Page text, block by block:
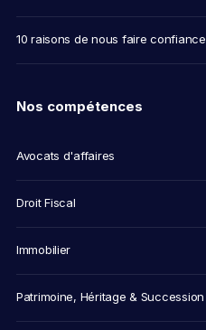
10 raisons de nous faire confiance
Nos compétences
Avocats d'affaires
Droit Fiscal
Immobilier
Patrimoine, Héritage & Succession